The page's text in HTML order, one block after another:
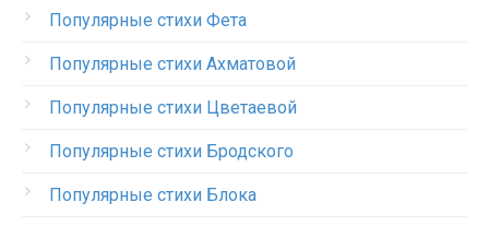
Популярные стихи Фета
Популярные стихи Ахматовой
Популярные стихи Цветаевой
Популярные стихи Бродского
Популярные стихи Блока